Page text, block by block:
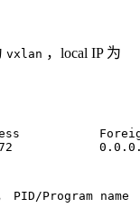
vxlan ，local IP 为
PID/Program name